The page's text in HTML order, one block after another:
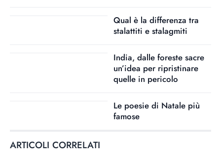
Qual è la differenza tra
stalattiti e stalagmiti
India, dalle foreste sacre
un’idea per ripristinare
quelle in pericolo
Le poesie di Natale più
famose
ARTICOLI CORRELATI